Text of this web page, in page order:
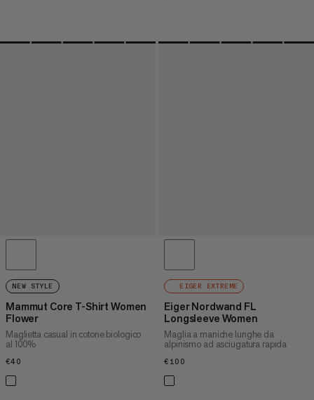
NEW STYLE
Mammut Core T-Shirt Women
Flower
Maglietta casual in cotone biologico
al 100%
€40
EIGER EXTREME
Eiger Nordwand FL
Longsleeve Women
Maglia a maniche lunghe da
alpinismo ad asciugatura rapida
€100